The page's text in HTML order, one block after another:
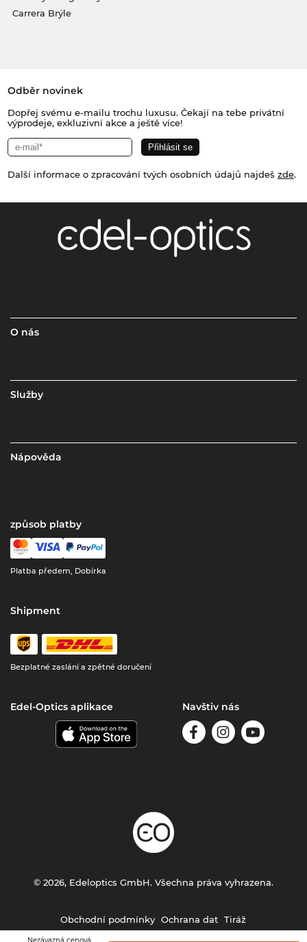
Carrera Brýle
Odběr novinek
Dopřej svému e-mailu trochu luxusu. Čekají na tebe privátní
výprodeje, exkluzivní akce a ještě více!
Další informace o zpracování tvých osobních údajů najdeš zde.
O nás
Služby
Nápověda
způsob platby
Platba předem, Dobírka
Shipment
Bezplatné zaslání a zpětné doručení
Edel-Optics aplikace Navštiv nás
Obchodní podmínky Ochrana dat Tiráž
© 2026, Edeloptics GmbH. Všechna práva vyhrazena.